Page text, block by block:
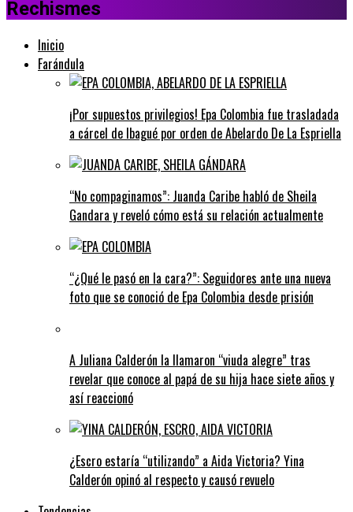
Rechismes
Inicio
Farándula
¡Por supuestos privilegios! Epa Colombia fue trasladada
a cárcel de Ibagué por orden de Abelardo De La Espriella
“No compaginamos”: Juanda Caribe habló de Sheila
Gandara y reveló cómo está su relación actualmente
“¿Qué le pasó en la cara?”: Seguidores ante una nueva
foto que se conoció de Epa Colombia desde prisión
A Juliana Calderón la llamaron “viuda alegre” tras
revelar que conoce al papá de su hija hace siete años y
así reaccionó
¿Escro estaría “utilizando” a Aida Victoria? Yina
Calderón opinó al respecto y causó revuelo